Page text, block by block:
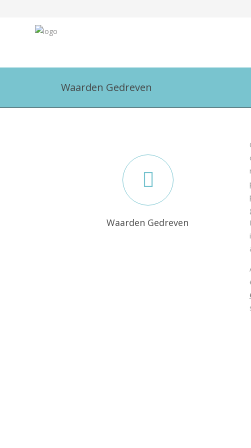
Waarden Gedreven
Waarden Gedreven